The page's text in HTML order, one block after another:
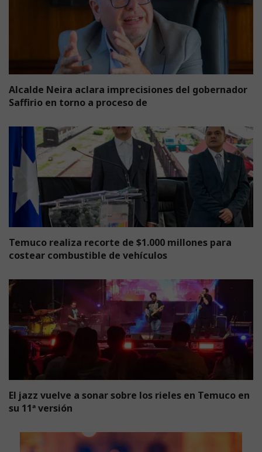
Alcalde Neira aclara imprecisiones del gobernador
Saffirio en torno a proceso de
Temuco realiza recorte de $1.000 millones para
costear combustible de vehículos
El jazz vuelve a sonar sobre los rieles en Temuco en
su 11ª versión